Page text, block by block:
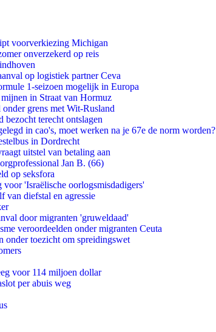
voorverkiezing Michigan
onverzekerd op reis
op logistiek partner Ceva
1-seizoen mogelijk in Europa
in Straat van Hormuz
grens met Wit-Rusland
bezocht terecht ontslagen
in cao's, moet werken na je 67e de norm worden?
in Dordrecht
uitstel van betaling aan
Jan B. (66)
op seksfora
'Israëlische oorlogsmisdadigers'
van diefstal en agressie
door migranten 'gruweldaad'
veroordeelden onder migranten Ceuta
onder toezicht om spreidingswet
voor 114 miljoen dollar
per abuis weg